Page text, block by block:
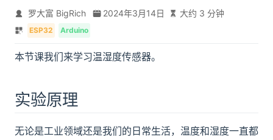
罗大富 BigRich 2024年3月14日 大约 3 分钟
ESP32 Arduino
本节课我们来学习温湿度传感器。
实验原理
无论是工业领域还是我们的日常生活，温度和湿度一直都